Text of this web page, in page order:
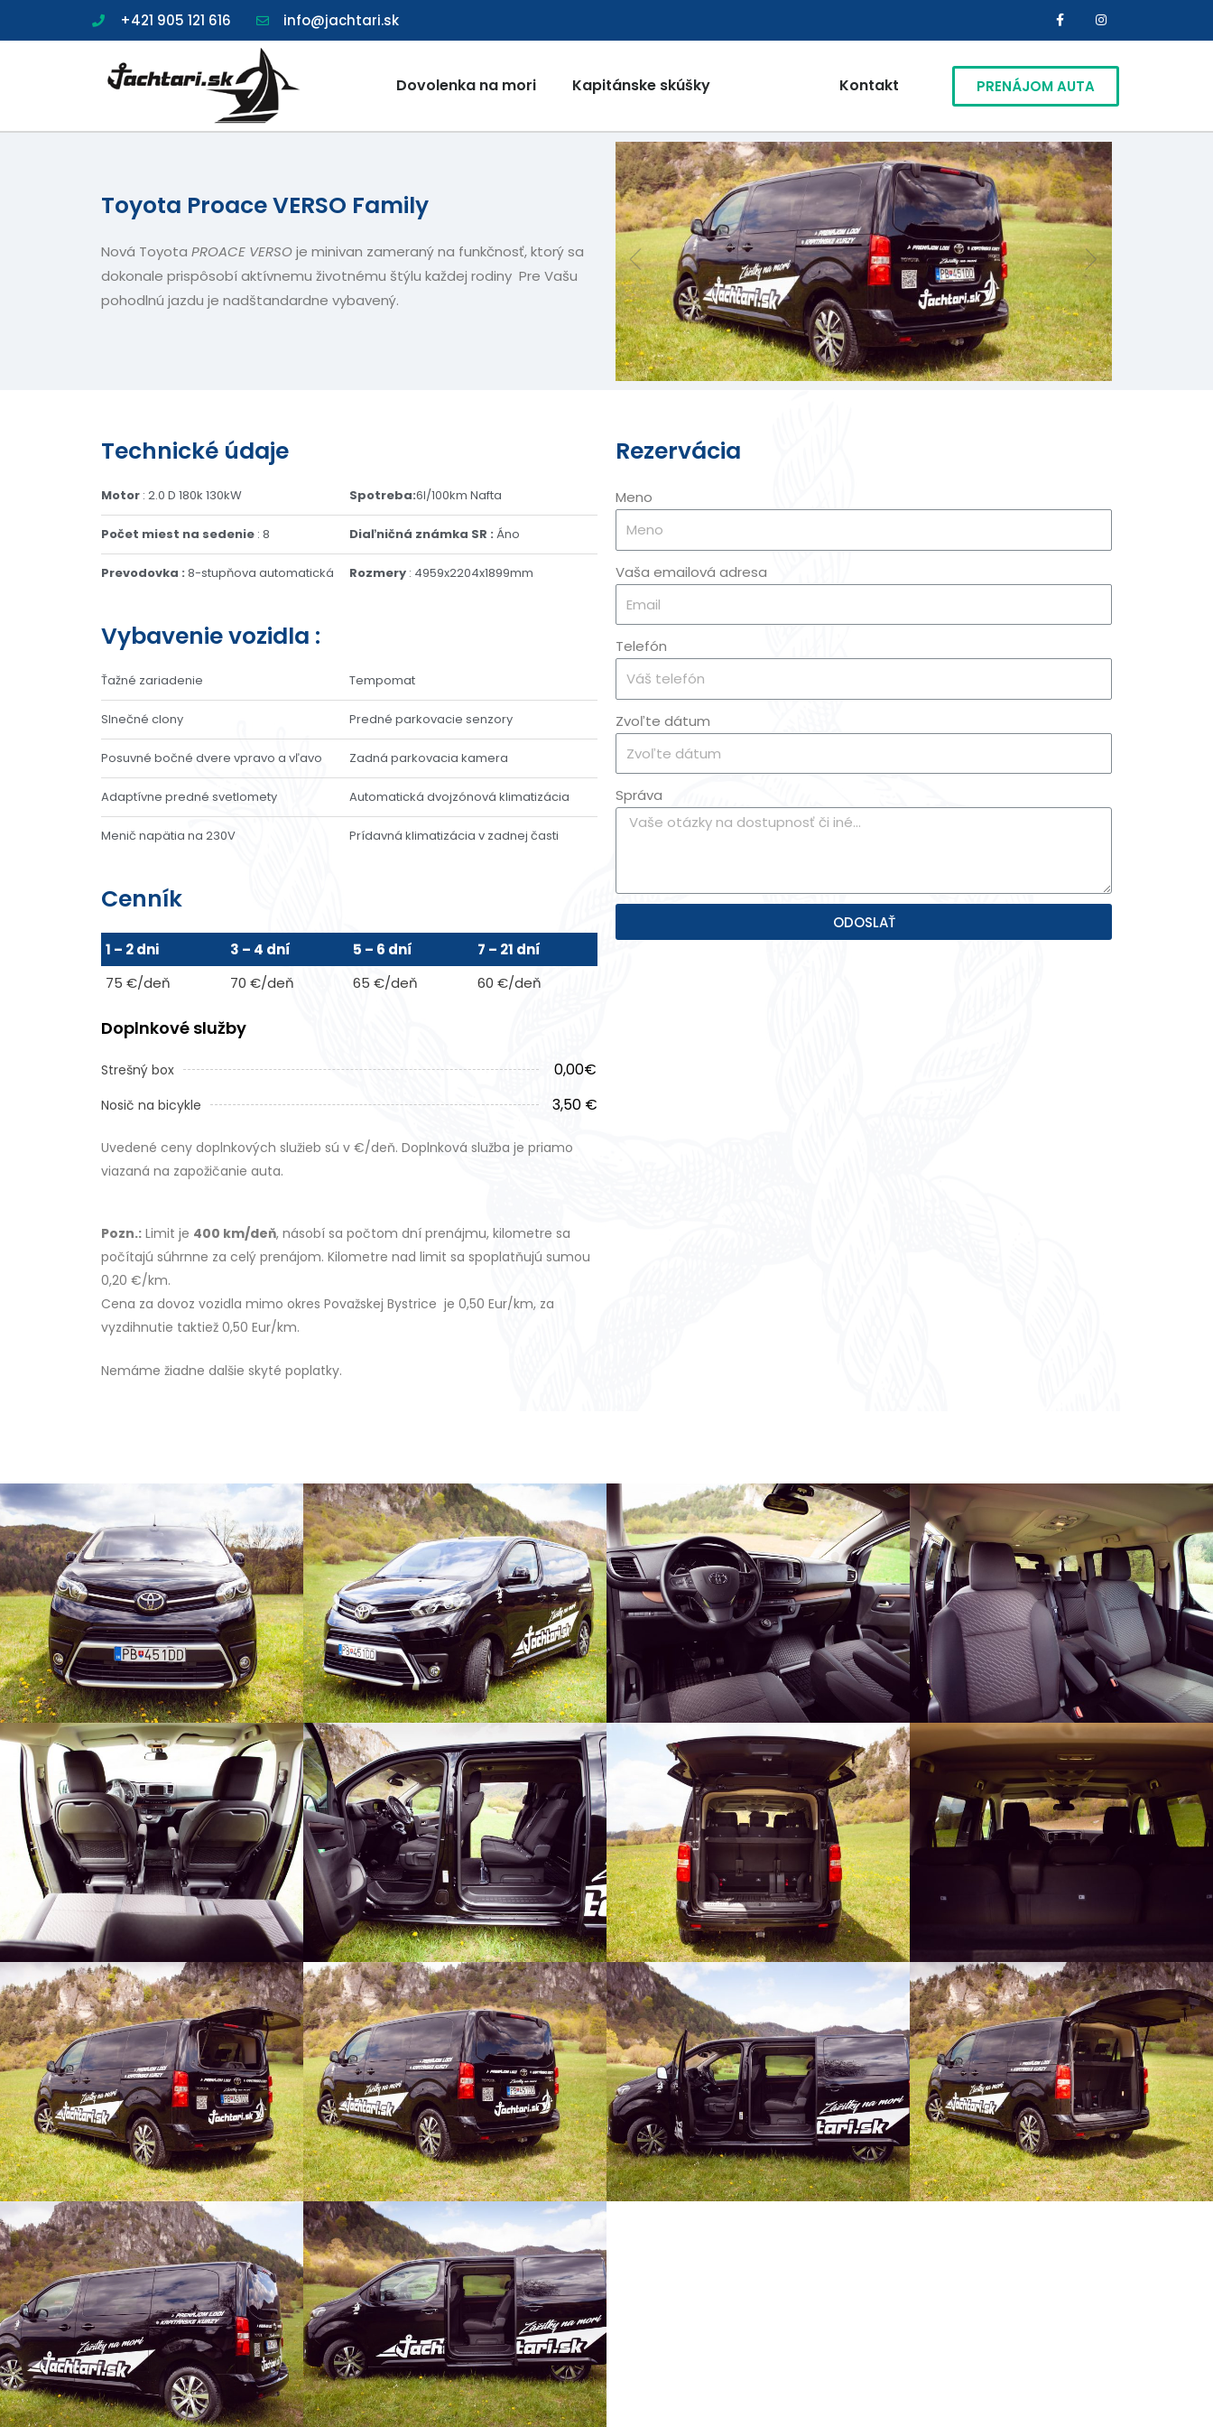
+421 905 121 616 info@jachtari.sk
Dovolenka na mori Kapitánske skúšky Kontakt PRENÁJOM AUTA
Toyota Proace VERSO Family
Nová Toyota PROACE VERSOje minivan zameraný na funkčnosť, ktorý sa
dokonale prispôsobí aktívnemu životnému štýlu každej rodiny Pre Vašu
pohodlnú jazdu je nadštandardne vybavený.
Technické údaje
Motor : 2.0 D 180k 130kW
Počet miest na sedenie : 8
Prevodovka : 8-stupňova automatická
Spotreba:6l/100km Nafta
Diaľničná známka SR : Áno
Rozmery : 4959x2204x1899mm
Vybavenie vozidla :
Ťažné zariadenie
Slnečné clony
Posuvné bočné dvere vpravo a vľavo
Adaptívne predné svetlomety
Menič napätia na 230V
Tempomat
Predné parkovacie senzory
Zadná parkovacia kamera
Automatická dvojzónová klimatizácia
Prídavná klimatizácia v zadnej časti
Cenník
1 – 2 dni 3 – 4 dní 5 – 6 dní
7 – 21 dní
75 €/deň
70 €/deň 65 €/deň 60 €/deň
Doplnkové služby
Strešný box 0,00€
Nosič na bicykle 3,50 €
Uvedené ceny doplnkových služieb sú v €/deň. Doplnková služba je priamo
viazaná na zapožičanie auta.
Pozn.: Limit je 400 km/deň, násobí sa počtom dní prenájmu, kilometre sa
počítajú súhrnne za celý prenájom. Kilometre nad limit sa spoplatňujú sumou
0,20 €/km.
Cena za dovoz vozidla mimo okres Považskej Bystrice je 0,50 Eur/km, za
vyzdihnutie taktiež 0,50 Eur/km.
Nemáme žiadne dalšie skyté poplatky.
Rezervácia
Meno
Vaša emailová adresa
Telefón
Zvoľte dátum
Správa
ODOSLAŤ